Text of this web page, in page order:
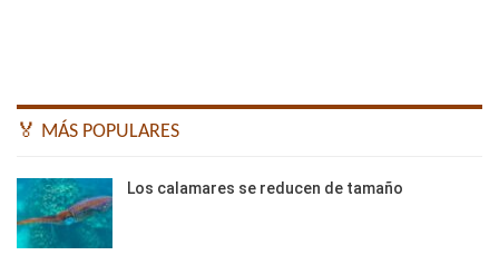
🏅 MÁS POPULARES
Los calamares se reducen de tamaño